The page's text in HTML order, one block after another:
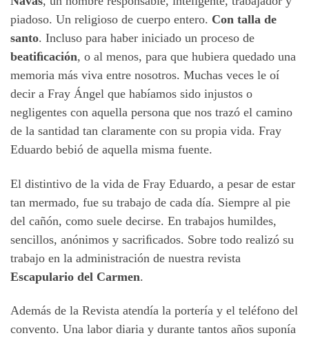
piadoso. Un religioso de cuerpo entero. Con talla de
santo. Incluso para haber iniciado un proceso de
beatiﬁcación, o al menos, para que hubiera quedado una
memoria más viva entre nosotros. Muchas veces le oí
decir a Fray Ángel que habíamos sido injustos o
negligentes con aquella persona que nos trazó el camino
de la santidad tan claramente con su propia vida. Fray
Eduardo bebió de aquella misma fuente.
El distintivo de la vida de Fray Eduardo, a pesar de estar
tan mermado, fue su trabajo de cada día. Siempre al pie
del cañón, como suele decirse. En trabajos humildes,
sencillos, anónimos y sacriﬁcados. Sobre todo realizó su
trabajo en la administración de nuestra revista
Escapulario del Carmen.
Además de la Revista atendía la portería y el teléfono del
convento. Una labor diaria y durante tantos años suponía